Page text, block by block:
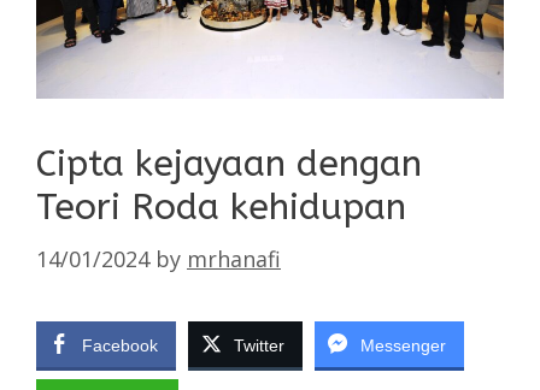
Cipta kejayaan dengan
Teori Roda kehidupan
14/01/2024 by mrhanafi
Facebook Twitter Messenger